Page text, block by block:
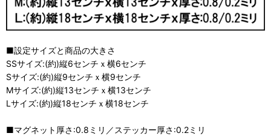
■設定サイズと商品の大きさ
SSサイズ:(約)縦6センチｘ横6センチ
Sサイズ:(約)縦9センチｘ横9センチ
Mサイズ:(約)縦13センチｘ横13センチ
Lサイズ:(約)縦18センチｘ横18センチ
■マグネット厚さ:0.8ミリ／ステッカー厚さ:0.2ミリ